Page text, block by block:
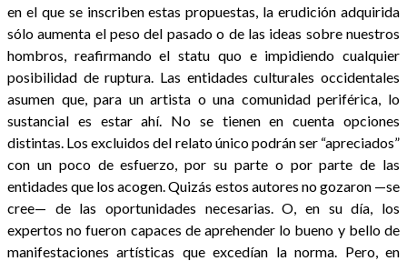
en el que se inscriben estas propuestas, la erudición adquirida
sólo aumenta el peso del pasado o de las ideas sobre nuestros
hombros, reafirmando el statu quo e impidiendo cualquier
posibilidad de ruptura. Las entidades culturales occidentales
asumen que, para un artista o una comunidad periférica, lo
sustancial es estar ahí. No se tienen en cuenta opciones
distintas. Los excluidos del relato único podrán ser “apreciados”
con un poco de esfuerzo, por su parte o por parte de las
entidades que los acogen. Quizás estos autores no gozaron —se
cree— de las oportunidades necesarias. O, en su día, los
expertos no fueron capaces de aprehender lo bueno y bello de
manifestaciones artísticas que excedían la norma. Pero, en